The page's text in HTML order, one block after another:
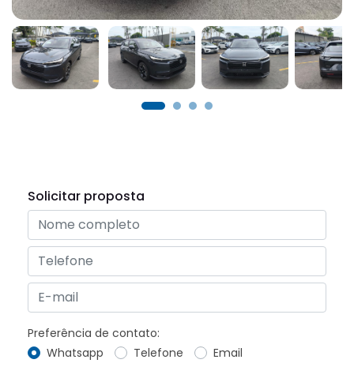
Solicitar proposta
Preferência de contato:
Whatsapp
Telefone Email